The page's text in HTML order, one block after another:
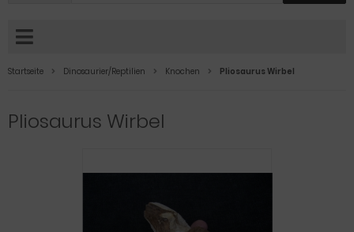
Startseite Dinosaurier/Reptilien Knochen Pliosaurus Wirbel
Pliosaurus Wirbel